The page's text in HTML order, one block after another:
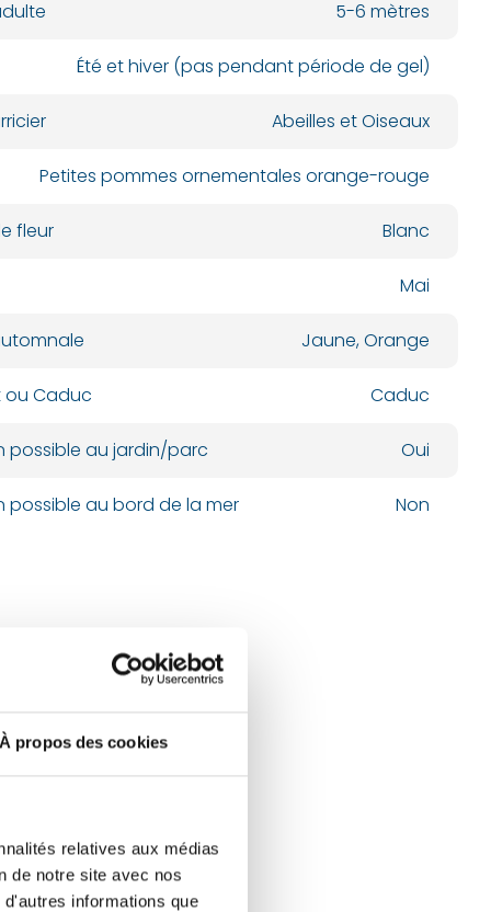
À propos des cookies
relatives aux médias
de notre site avec nos
informations que
5-6 mètres
Été et hiver (pas pendant période de gel)
Abeilles et Oiseaux
Petites pommes ornementales orange-rouge
fleur Blanc
Mai
Jaune, Orange
ou Caduc Caduc
possible au jardin/parc Oui
possible au bord de la mer Non